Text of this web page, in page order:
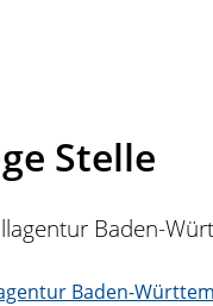
Stelle
Baden-
Baden-